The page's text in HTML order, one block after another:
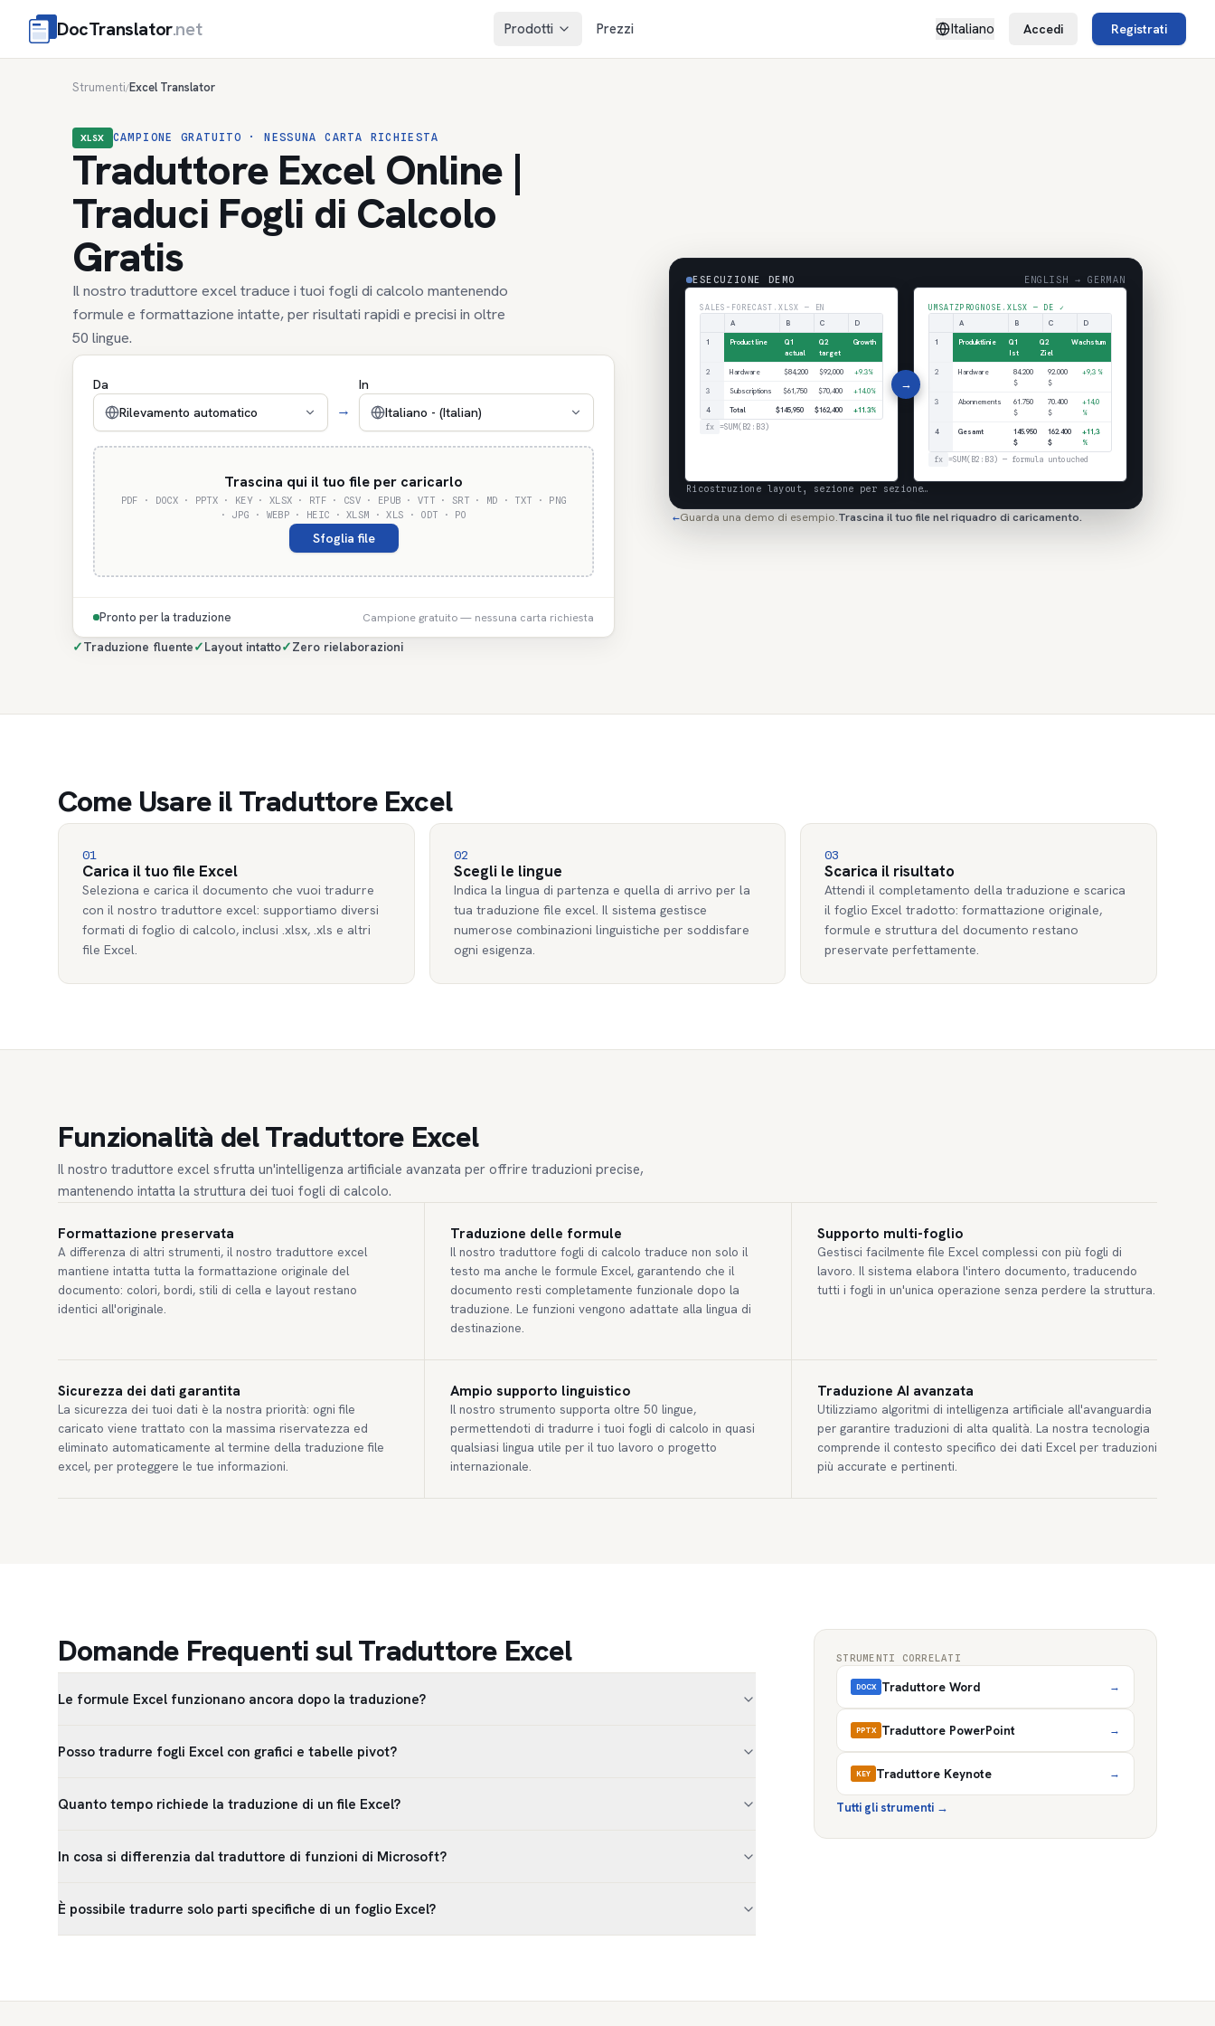
DocTranslator.net Prodotti Prezzi Italiano Accedi Registrati
Strumenti/Excel Translator
XLSX CAMPIONE GRATUITO · NESSUNA CARTA RICHIESTA
Traduttore Excel Online |
Traduci Fogli di Calcolo
Gratis
Il nostro traduttore excel traduce i tuoi fogli di calcolo mantenendo
formule e formattazione intatte, per risultati rapidi e precisi in oltre
50 lingue.
Da
Rilevamento automatico
→
In
Italiano - (Italian)
Trascina qui il tuo file per caricarlo
PDF · DOCX · PPTX · KEY · XLSX · RTF · CSV · EPUB · VTT · SRT · MD · TXT · PNG
· JPG · WEBP · HEIC · XLSM · XLS · ODT · PO
Sfoglia file
Pronto per la traduzione Campione gratuito — nessuna carta richiesta
✓Traduzione fluente✓Layout intatto✓Zero rielaborazioni
ESECUZIONE DEMO ENGLISH → GERMAN
SALES-FORECAST.XLSX — EN
A
B C D
1 Product line
Q1
actual
Q2
target
Growth
2 Hardware $84,200 $92,000 +9.3%
3 Subscriptions $61,750 $70,400 +14.0%
4 Total $145,950 $162,400
+11.3%
fx =SUM(B2:B3)
UMSATZPROGNOSE.XLSX — DE ✓
A
B C D
1 Produktlinie
Q1
Ist
Q2
Ziel
Wachstum
2 Hardware
84.200
$
92.000
$
+9,3 %
3 Abonnements
61.750
$
70.400
$
+14,0
%
4 Gesamt
145.950
$
162.400
$
+11,3
%
fx =SUM(B2:B3) — formula untouched
→
Ricostruzione layout, sezione per sezione…
←Guarda una demo di esempio.Trascina il tuo file nel riquadro di caricamento.
Come Usare il Traduttore Excel
01
Carica il tuo file Excel
Seleziona e carica il documento che vuoi tradurre
con il nostro traduttore excel: supportiamo diversi
formati di foglio di calcolo, inclusi .xlsx, .xls e altri
file Excel.
02
Scegli le lingue
Indica la lingua di partenza e quella di arrivo per la
tua traduzione file excel. Il sistema gestisce
numerose combinazioni linguistiche per soddisfare
ogni esigenza.
03
Scarica il risultato
Attendi il completamento della traduzione e scarica
il foglio Excel tradotto: formattazione originale,
formule e struttura del documento restano
preservate perfettamente.
Funzionalità del Traduttore Excel
Il nostro traduttore excel sfrutta un'intelligenza artificiale avanzata per offrire traduzioni precise,
mantenendo intatta la struttura dei tuoi fogli di calcolo.
Formattazione preservata
A differenza di altri strumenti, il nostro traduttore excel
mantiene intatta tutta la formattazione originale del
documento: colori, bordi, stili di cella e layout restano
identici all'originale.
Traduzione delle formule
Il nostro traduttore fogli di calcolo traduce non solo il
testo ma anche le formule Excel, garantendo che il
documento resti completamente funzionale dopo la
traduzione. Le funzioni vengono adattate alla lingua di
destinazione.
Supporto multi-foglio
Gestisci facilmente file Excel complessi con più fogli di
lavoro. Il sistema elabora l'intero documento, traducendo
tutti i fogli in un'unica operazione senza perdere la struttura.
Sicurezza dei dati garantita
La sicurezza dei tuoi dati è la nostra priorità: ogni file
caricato viene trattato con la massima riservatezza ed
eliminato automaticamente al termine della traduzione file
excel, per proteggere le tue informazioni.
Ampio supporto linguistico
Il nostro strumento supporta oltre 50 lingue,
permettendoti di tradurre i tuoi fogli di calcolo in quasi
qualsiasi lingua utile per il tuo lavoro o progetto
internazionale.
Traduzione AI avanzata
Utilizziamo algoritmi di intelligenza artificiale all'avanguardia
per garantire traduzioni di alta qualità. La nostra tecnologia
comprende il contesto specifico dei dati Excel per traduzioni
più accurate e pertinenti.
Domande Frequenti sul Traduttore Excel
Le formule Excel funzionano ancora dopo la traduzione?
Posso tradurre fogli Excel con grafici e tabelle pivot?
Quanto tempo richiede la traduzione di un file Excel?
In cosa si differenzia dal traduttore di funzioni di Microsoft?
È possibile tradurre solo parti specifiche di un foglio Excel?
STRUMENTI CORRELATI
DOCX Traduttore Word →
PPTX Traduttore PowerPoint →
KEY Traduttore Keynote →
Tutti gli strumenti →